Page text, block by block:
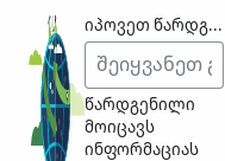
იპოვეთ წარდგენილი საკვანძო სიტყვის მიხედვით
წარდგენილი
მოიცავს
ინფორმაციას